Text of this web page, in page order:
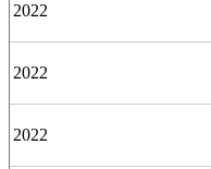
2022
2022
2022